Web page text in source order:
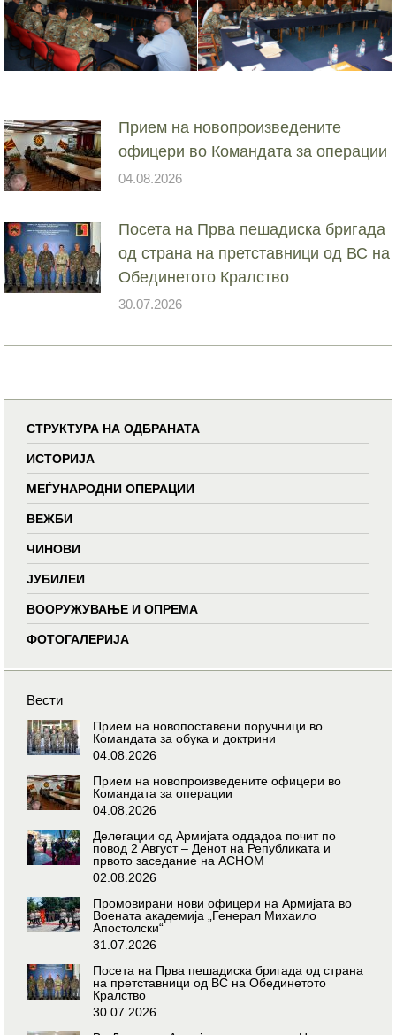
Прием на новопроизведените
офицери во Командата за операции
04.08.2026
Посета на Прва пешадиска бригада
од страна на претставници од ВС на
Обединетото Кралство
30.07.2026
СТРУКТУРА НА ОДБРАНАТА
ИСТОРИЈА
МЕЃУНАРОДНИ ОПЕРАЦИИ
ВЕЖБИ
ЧИНОВИ
ЈУБИЛЕИ
ВООРУЖУВАЊЕ И ОПРЕМА
ФОТОГАЛЕРИЈА
Вести
Прием на новопоставени поручници во
Командата за обука и доктрини
04.08.2026
Прием на новопроизведените офицери во
Командата за операции
04.08.2026
Делегации од Армијата оддадоа почит по
повод 2 Август – Денот на Републиката и
првото заседание на АСНОМ
02.08.2026
Промовирани нови офицери на Армијата во
Воената академија „Генерал Михаило
Апостолски“
31.07.2026
Посета на Прва пешадиска бригада од страна
на претставници од ВС на Обединетото
Кралство
30.07.2026